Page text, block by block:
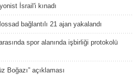
İsrail'i kınadı
bağlantılı 21 ajan yakalandı
spor alanında işbirliği protokolü
Boğazı” açıklaması